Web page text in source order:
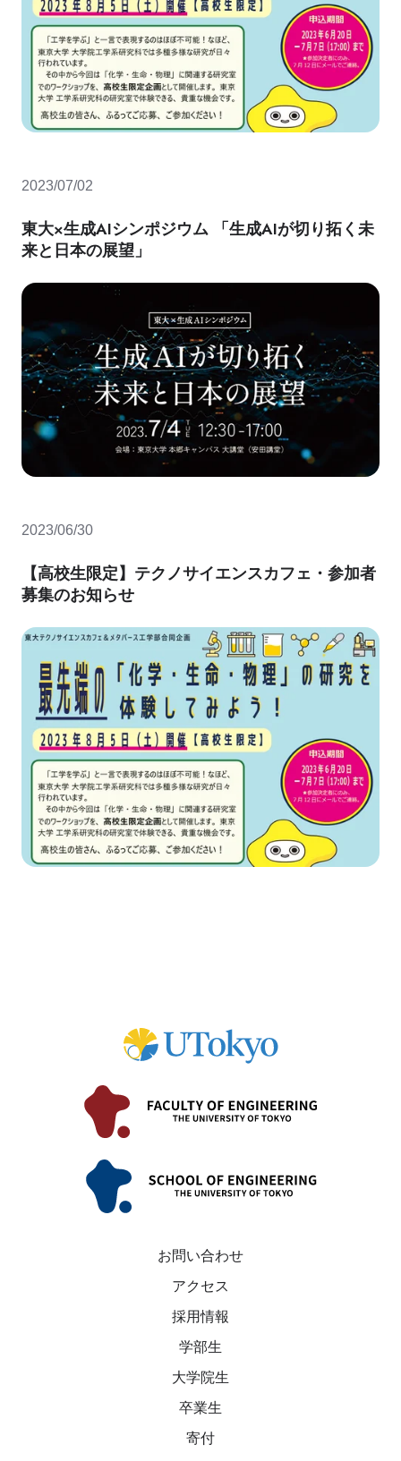
2023/07/02
東大×生成AIシンポジウム 「生成AIが切り拓く未
来と日本の展望」
2023/06/30
【高校生限定】テクノサイエンスカフェ・参加者
募集のお知らせ
お問い合わせ
アクセス
採用情報
学部生
大学院生
卒業生
寄付